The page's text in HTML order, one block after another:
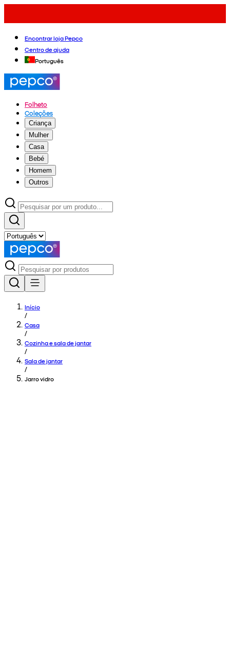
Encontrar loja Pepco
Centro de ajuda
Português
Folheto
Coleções
Criança
Mulher
Casa
Bebé
Homem
Outros
Início
/
Casa
/
Cozinha e sala de jantar
/
Sala de jantar
/
Jarro vidro